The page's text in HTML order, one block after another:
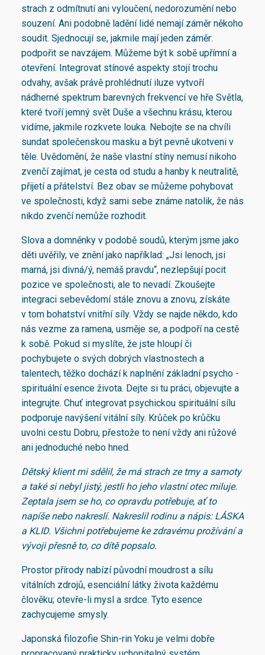
strach z odmítnutí ani vyloučení, nedorozumění nebo
souzení. Ani podobně ladění lidé nemají záměr někoho
soudit. Sjednocují se, jakmile mají jeden záměr:
podpořit se navzájem. Můžeme být k sobě upřímní a
otevření. Integrovat stínové aspekty stojí trochu
odvahy, avšak právě prohlédnutí iluze vytvoří
nádherné spektrum barevných frekvencí ve hře Světla,
které tvoří jemný svět Duše a všechnu krásu, kterou
vidíme, jakmile rozkvete louka. Nebojte se na chvíli
sundat společenskou masku a být pevně ukotveni v
těle. Uvědomění, že naše vlastní stíny nemusí nikoho
zvenčí zajímat, je cesta od studu a hanby k neutralitě,
přijetí a přátelství. Bez obav se můžeme pohybovat
ve společnosti, když sami sebe známe natolik, že nás
nikdo zvenčí nemůže rozhodit.
Slova a domněnky v podobě soudů, kterým jsme jako
děti uvěřily, ve znění jako například: „Jsi lenoch, jsi
marná, jsi divná/ý, nemáš pravdu“, nezlepšují pocit
pozice ve společnosti, ale to nevadí. Zkoušejte
integraci sebevědomí stále znovu a znovu, získáte
v tom bohatství vnitřní síly. Vždy se najde někdo, kdo
nás vezme za ramena, usměje se, a podpoří na cestě
k sobě. Pokud si myslíte, že jste hloupí či
pochybujete o svých dobrých vlastnostech a
talentech, těžko dochází k naplnění základní psycho -
spirituální esence života. Dejte si tu práci, objevujte a
integrujte. Chuť integrovat psychickou spirituální sílu
podporuje navýšení vitální síly. Krůček po krůčku
uvolni cestu Dobru, přestože to není vždy ani růžové
ani jednoduché nebo hned.
Dětský klient mi sdělil, že má strach ze tmy a samoty
a také si nebyl jistý, jestli ho jeho vlastní otec miluje.
Zeptala jsem se ho, co opravdu potřebuje, ať to
napíše nebo nakreslí. Nakreslil rodinu a nápis: LÁSKA
a KLID. Všichni potřebujeme ke zdravému prožívání a
vývoji přesně to, co dítě popsalo.
Prostor přírody nabízí původní moudrost a sílu
vitálních zdrojů, esenciální látky života každému
člověku; otevře-li mysl a srdce. Tyto esence
zachycujeme smysly.
Japonská filozofie Shin-rin Yoku je velmi dobře